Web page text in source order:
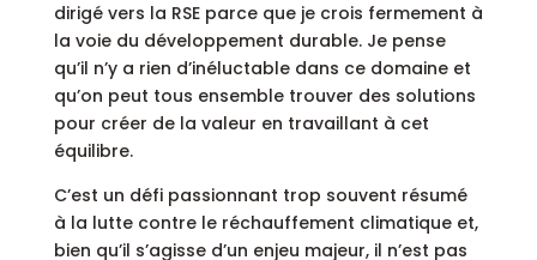
dirigé vers la RSE parce que je crois fermement à
la voie du développement durable. Je pense
qu’il n’y a rien d’inéluctable dans ce domaine et
qu’on peut tous ensemble trouver des solutions
pour créer de la valeur en travaillant à cet
équilibre.
C’est un défi passionnant trop souvent résumé
à la lutte contre le réchauffement climatique et,
bien qu’il s’agisse d’un enjeu majeur, il n’est pas